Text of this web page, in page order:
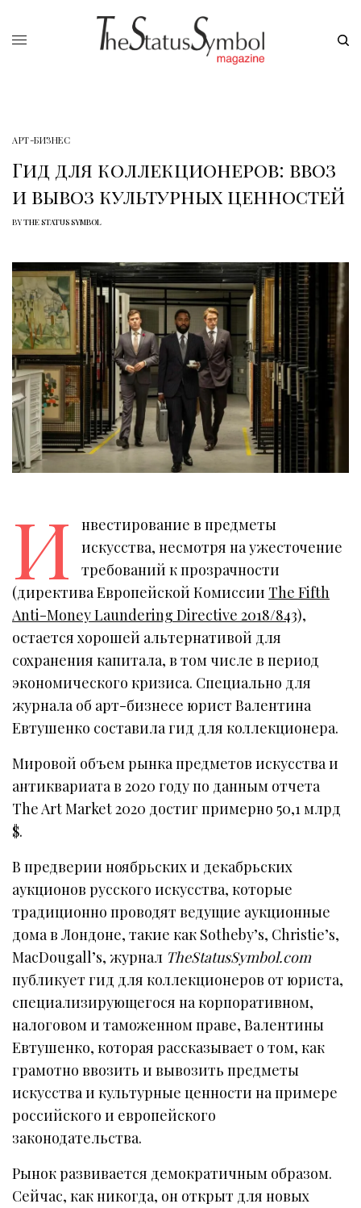
АРТ-БИЗНЕС
Гид для коллекционеров: ввоз
и вывоз культурных ценностей
BYTHE STATUS SYMBOL
И
нвестирование в предметы
искусства, несмотря на ужесточение
требований к прозрачности
(директива Европейской Комиссии The Fifth
Anti-Money Laundering Directive 2018/843),
остается хорошей альтернативой для
сохранения капитала, в том числе в период
экономического кризиса. Специально для
журнала об арт-бизнесе юрист Валентина
Евтушенко составила гид для коллекционера.
Мировой объем рынка предметов искусства и
антиквариата в 2020 году по данным отчета
The Art Market 2020 достиг примерно 50,1 млрд
$.
В предверии ноябрьских и декабрьских
аукционов русского искусства, которые
традиционно проводят ведущие аукционные
дома в Лондоне, такие как Sotheby’s, Christie’s,
MacDougall’s, журнал TheStatusSymbol.com
публикует гид для коллекционеров от юриста,
специализирующегося на корпоративном,
налоговом и таможенном праве, Валентины
Евтушенко, которая рассказывает о том, как
грамотно ввозить и вывозить предметы
искусства и культурные ценности на примере
российского и европейского
законодательства.
Рынок развивается демократичным образом.
Сейчас, как никогда, он открыт для новых